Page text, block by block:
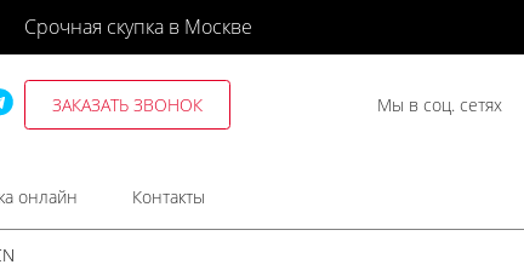
Срочная скупка в Москве
ЗАКАЗАТЬ ЗВОНОК Мы в соц. сетях
онлайн Контакты